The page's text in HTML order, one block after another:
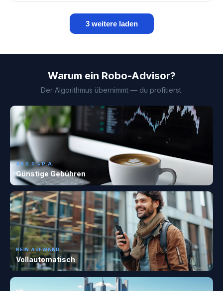
3 weitere laden
Warum ein Robo-Advisor?
Der Algorithmus übernimmt — du profitierst.
AB 0,0% P.A.
Günstige Gebühren
KEIN AUFWAND
Vollautomatisch